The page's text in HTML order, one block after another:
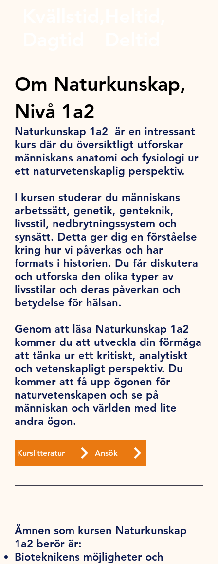
Om Naturkunskap,
Nivå 1a2
Naturkunskap 1a2 är en intressant
kurs där du översiktligt utforskar
människans anatomi och fysiologi ur
ett naturvetenskaplig perspektiv.
I kursen studerar du människans
arbetssätt, genetik, genteknik,
livsstil, nedbrytningssystem och
synsätt. Detta ger dig en förståelse
kring hur vi påverkas och har
formats i historien. Du får diskutera
och utforska den olika typer av
livsstilar och deras påverkan och
betydelse för hälsan.
Genom att läsa Naturkunskap 1a2
kommer du att utveckla din förmåga
att tänka ur ett kritiskt, analytiskt
och vetenskapligt perspektiv. Du
kommer att få upp ögonen för
naturvetenskapen och se på
människan och världen med lite
andra ögon.
Kurslitteratur Ansök
Ämnen som kursen Naturkunskap
1a2 berör är:
Bioteknikens möjligheter och